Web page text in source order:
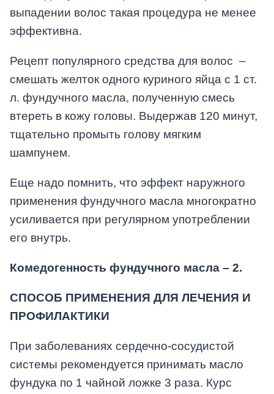
выпадении волос такая процедура не менее
эффективна.
Рецепт популярного средства для волос –
смешать желток одного куриного яйца с 1 ст.
л. фундучного масла, полученную смесь
втереть в кожу головы. Выдержав 120 минут,
тщательно промыть голову мягким
шампунем.
Еще надо помнить, что эффект наружного
применения фундучного масла многократно
усиливается при регулярном употреблении
его внутрь.
Комедогенность фундучного масла – 2.
СПОСОБ ПРИМЕНЕНИЯ ДЛЯ ЛЕЧЕНИЯ И
ПРОФИЛАКТИКИ
При заболеваниях сердечно-сосудистой
системы рекомендуется принимать масло
фундука по 1 чайной ложке 3 раза. Курс